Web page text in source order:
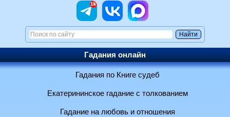
Гадания онлайн
Гадания по Книге судеб
Екатерининское гадание с толкованием
Гадание на любовь и отношения